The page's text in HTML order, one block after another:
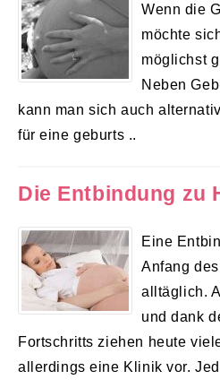
Wenn die
möchte
möglichst
Neben
kann man sich auch
für eine geburts ..
Die Entbindung zu
Eine
Anfang
alltäglich.
und dank
Fortschritts ziehen heute
allerdings eine Klinik vor.